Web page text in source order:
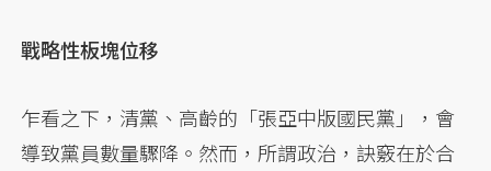
戰略性板塊位移
乍看之下，清黨、高齡的「張亞中版國民黨」，會
導致黨員數量驟降。然而，所謂政治，訣竅在於合